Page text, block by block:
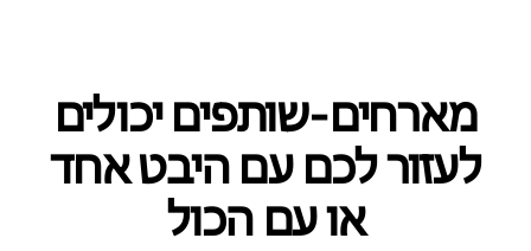
מארחים‑שותפים יכולים
לעזור לכם עם היבט אחד
או עם הכול